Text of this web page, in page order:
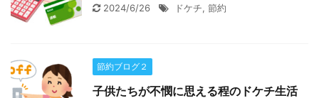
2024/6/26 ドケチ, 節約
節約ブログ２
子供たちが不憫に思える程のドケチ生活